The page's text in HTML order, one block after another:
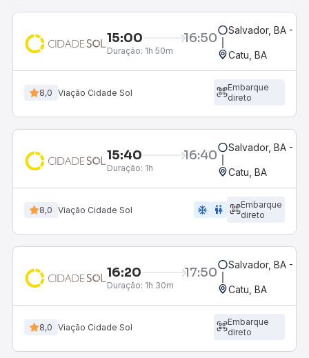
15:00 16:50
Duração: 1h 50m
Salvador, BA -
Catu, BA
8,0 Viação Cidade Sol
Embarque
direto
15:40 16:40
Duração: 1h
Salvador, BA -
Catu, BA
8,0 Viação Cidade Sol ac_unit wc
Embarque
direto
16:20 17:50
Duração: 1h 30m
Salvador, BA -
Catu, BA
8,0 Viação Cidade Sol
Embarque
direto